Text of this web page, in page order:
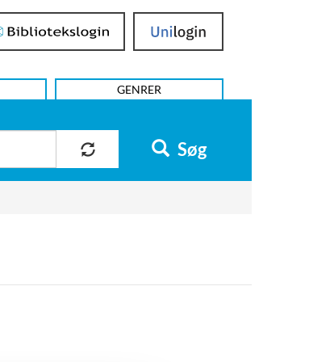
Bibliotekslogin UniLogin
GENRER
Søg